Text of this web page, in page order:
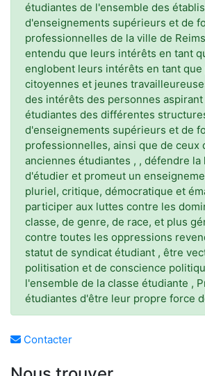
étudiantes de l'ensemble des
d'enseignements supérieurs et de
professionnelles de la ville de
entendu que leurs intérêts en tant
englobent leurs intérêts en tant que
citoyennes et jeunes
des intérêts des personnes
étudiantes des différentes
d'enseignements supérieurs et de
professionnelles, ainsi que de ceux
anciennes étudiantes , , défendre la
d'étudier et promeut un
pluriel, critique, démocratique et
participer aux luttes contre les
classe, de genre, de race, et plus
contre toutes les oppressions
statut de syndicat étudiant , être
politisation et de conscience
l'ensemble de la classe étudiante ,
étudiantes d'être leur propre force
Contacter